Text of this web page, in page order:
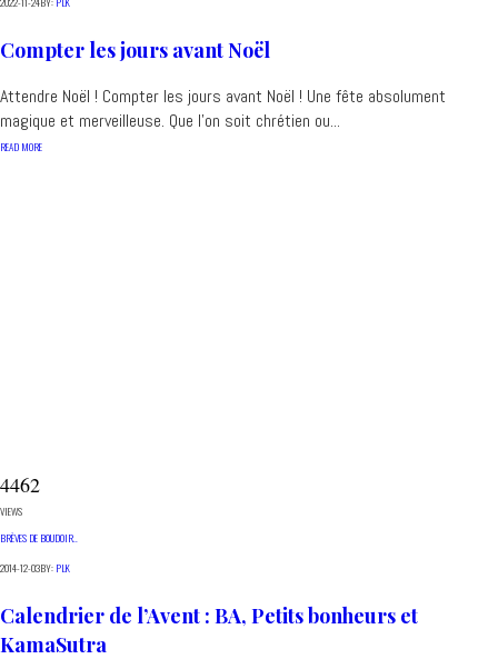
Compter les jours avant Noël
Attendre Noël ! Compter les jours avant Noël ! Une fête absolument
magique et merveilleuse. Que l'on soit chrétien ou...
READ MORE
4462
VIEWS
BRÈVES DE BOUDOIR..
2014-12-03BY: PLK
Calendrier de l’Avent : BA, Petits bonheurs et
KamaSutra